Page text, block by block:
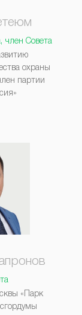
член Совета
охраны
партии
«Парк